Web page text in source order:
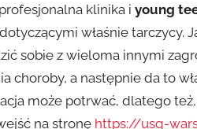
klinika i young
właśnie tarczycy.
sobie z wieloma innymi
choroby, a następnie da to
może potrwać, dlatego
na stronę https://usg-